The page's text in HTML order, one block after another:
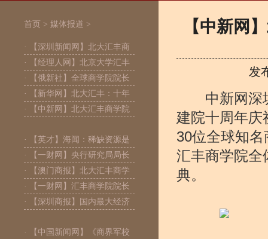
首页 > 媒体报道 >
· 【深圳新闻网】北大汇丰商
· 【经理人网】北京大学汇丰
· 【俄新社】全球商学院院长
· 【新华网】北大汇丰：十年
· 【中新网】北大汇丰商学院
· 【英才】海闻：稀缺资源是
· 【一财网】央行研究局局长
· 【澳门商报】北大汇丰商学
· 【一财网】汇丰商学院院长
· 【深圳商报】国内最大经济
· 【中国新闻网】《商界军校
【中新网
发
中新网深圳
建院十周年庆
30位全球知
汇丰商学院全
典。